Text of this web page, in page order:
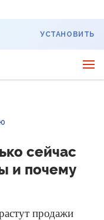
УСТАНОВИТЬ
сейчас
и почему
продажи